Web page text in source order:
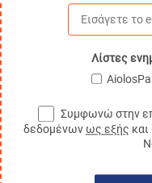
Λίστες
Συμφωνώ στην
δεδομένωνως εξής